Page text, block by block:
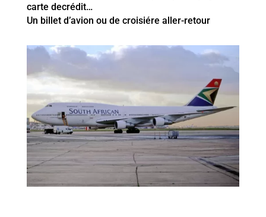
carte decrédit…
Un billet d’avion ou de croisiére aller-retour